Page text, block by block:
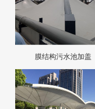
膜结构污水池加盖